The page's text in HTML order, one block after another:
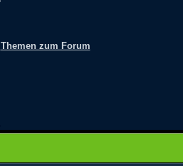
Themen zum Forum